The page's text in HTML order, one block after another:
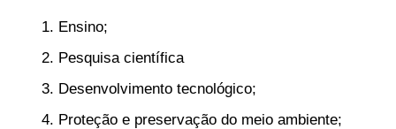
Ensino;
Pesquisa científica
Desenvolvimento tecnológico;
Proteção e preservação do meio ambiente;